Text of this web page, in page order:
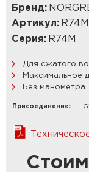
Бренд:
Артикул:
Серия: R74M
Для сжатого
Максимальное
Без манометра
Присоединение: